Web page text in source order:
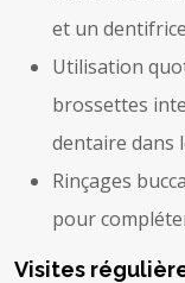
et un
Utilisation
brossettes
dentaire dans
Rinçages
pour
Visites